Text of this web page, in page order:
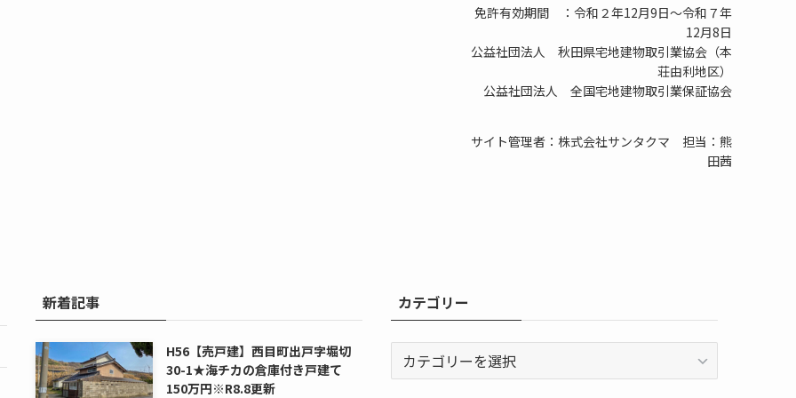
免許有効期間 ：令和２年12月9日～令和７年
12月8日
公益社団法人 秋田県宅地建物取引業協会（本
荘由利地区）
公益社団法人 全国宅地建物取引業保証協会
サイト管理者：株式会社サンタクマ 担当：熊
田茜
新着記事
H56【売戸建】西目町出戸字堀切
30-1★海チカの倉庫付き戸建て
150万円※R8.8更新
カテゴリー
テ